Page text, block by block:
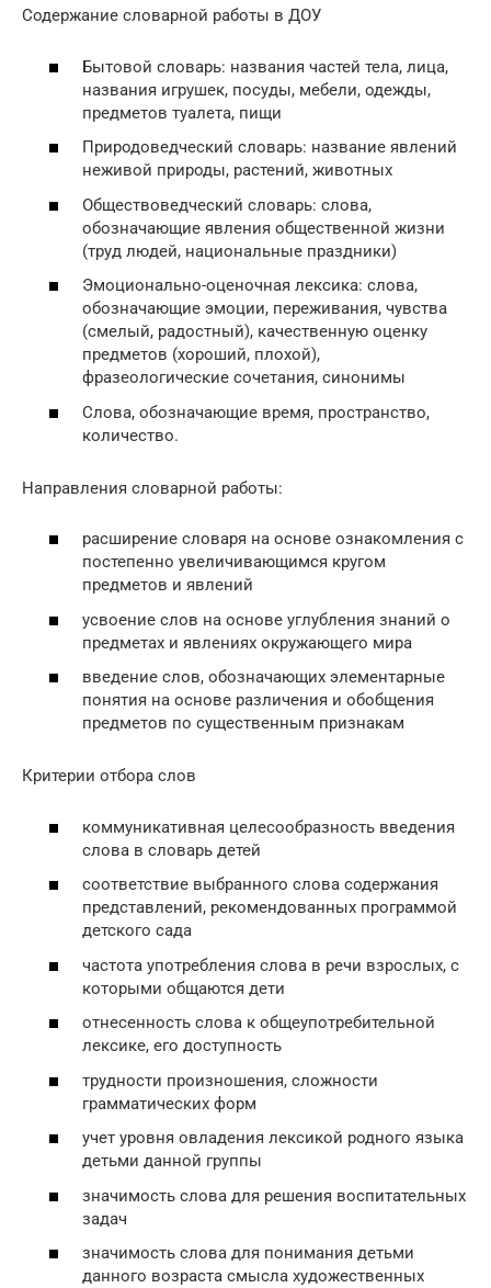
Содержание словарной работы в ДОУ
Бытовой словарь: названия частей тела, лица,
названия игрушек, посуды, мебели, одежды,
предметов туалета, пищи
Природоведческий словарь: название явлений
неживой природы, растений, животных
Обществоведческий словарь: слова,
обозначающие явления общественной жизни
(труд людей, национальные праздники)
Эмоционально-оценочная лексика: слова,
обозначающие эмоции, переживания, чувства
(смелый, радостный), качественную оценку
предметов (хороший, плохой),
фразеологические сочетания, синонимы
Слова, обозначающие время, пространство,
количество.
Направления словарной работы:
расширение словаря на основе ознакомления с
постепенно увеличивающимся кругом
предметов и явлений
усвоение слов на основе углубления знаний о
предметах и явлениях окружающего мира
введение слов, обозначающих элементарные
понятия на основе различения и обобщения
предметов по существенным признакам
Критерии отбора слов
коммуникативная целесообразность введения
слова в словарь детей
соответствие выбранного слова содержания
представлений, рекомендованных программой
детского сада
частота употребления слова в речи взрослых, с
которыми общаются дети
отнесенность слова к общеупотребительной
лексике, его доступность
трудности произношения, сложности
грамматических форм
учет уровня овладения лексикой родного языка
детьми данной группы
значимость слова для решения воспитательных
задач
значимость слова для понимания детьми
данного возраста смысла художественных